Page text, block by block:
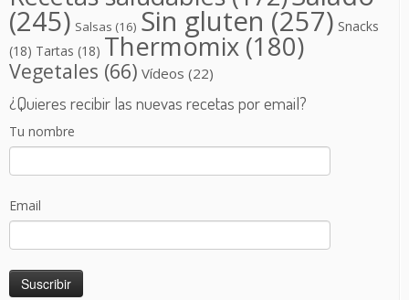
(245) Salsas (16) Sin gluten (257) Snacks
(18) Tartas (18) Thermomix (180)
Vegetales (66) Vídeos (22)
¿Quieres recibir las nuevas recetas por email?
Tu nombre
Email